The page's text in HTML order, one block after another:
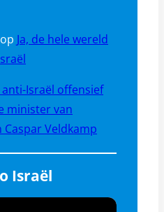
op Ja, de hele wereld
anti-Israël offensief
minister van
Veldkamp
Israël